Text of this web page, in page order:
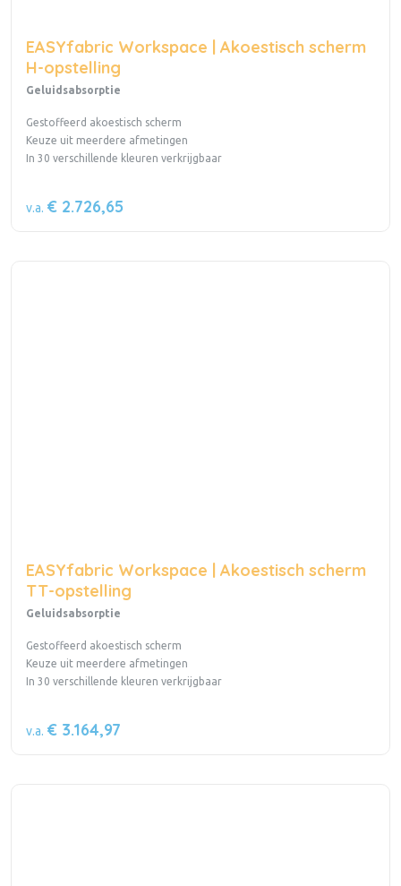
EASYfabric Workspace | Akoestisch scherm
H-opstelling
Geluidsabsorptie
Gestoffeerd akoestisch scherm
Keuze uit meerdere afmetingen
In 30 verschillende kleuren verkrijgbaar
v.a. € 2.726,65
EASYfabric Workspace | Akoestisch scherm
TT-opstelling
Geluidsabsorptie
Gestoffeerd akoestisch scherm
Keuze uit meerdere afmetingen
In 30 verschillende kleuren verkrijgbaar
v.a. € 3.164,97